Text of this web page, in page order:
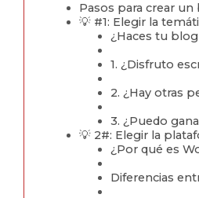
Pasos para crear
💡 #1: Elegir la
¿Haces tu
1. ¿Disfruto
2. ¿Hay otras
3. ¿Puedo
💡 2#: Elegir la
¿Por qué es
Diferencias